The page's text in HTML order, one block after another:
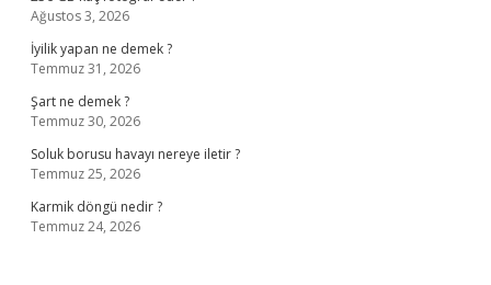
Ağustos 3, 2026
İyilik yapan ne demek ?
Temmuz 31, 2026
Şart ne demek ?
Temmuz 30, 2026
Soluk borusu havayı nereye iletir ?
Temmuz 25, 2026
Karmik döngü nedir ?
Temmuz 24, 2026